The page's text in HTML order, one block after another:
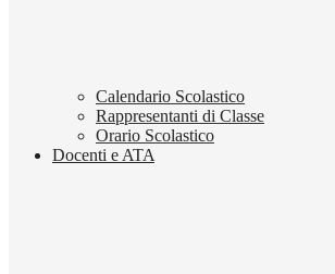
Calendario Scolastico
Rappresentanti di Classe
Orario Scolastico
Docenti e ATA